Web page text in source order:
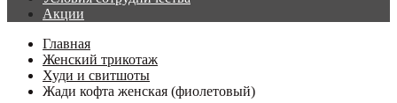
Акции
Главная
Женский трикотаж
Худи и свитшоты
Жади кофта женская (фиолетовый)